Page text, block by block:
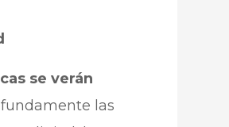
se verán
las